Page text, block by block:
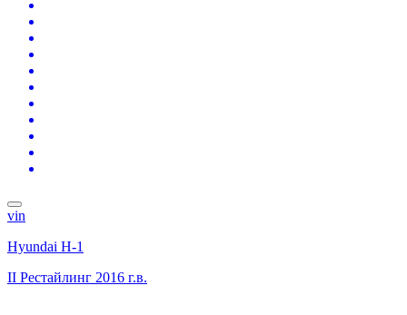
vin
Hyundai H-1
II Рестайлинг 2016 г.в.